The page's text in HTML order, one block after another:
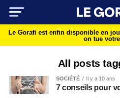
Le Gorafi est enfin disponible en
on tue
All posts
SOCIÉTÉ Il y a 10 ans
7 conseils pour